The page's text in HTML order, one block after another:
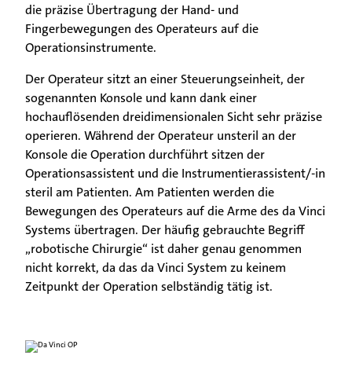
Unsere Klinik
die präzise Übertragung der Hand- und
Fingerbewegungen des Operateurs auf die
Operationsinstrumente.
Der Operateur sitzt an einer Steuerungseinheit, der
sogenannten Konsole und kann dank einer
hochauflösenden dreidimensionalen Sicht sehr präzise
operieren. Während der Operateur unsteril an der
Konsole die Operation durchführt sitzen der
Operationsassistent und die Instrumentierassistent/-in
steril am Patienten. Am Patienten werden die
Bewegungen des Operateurs auf die Arme des da Vinci
Systems übertragen. Der häufig gebrauchte Begriff
„robotische Chirurgie“ ist daher genau genommen
nicht korrekt, da das da Vinci System zu keinem
Zeitpunkt der Operation selbständig tätig ist.